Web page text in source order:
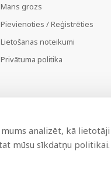
Mans grozs
Pievienoties / Reģistrēties
Lietošanas noteikumi
Privātuma politika
analizēt, kā
mūsu sīkdatņu politikai.